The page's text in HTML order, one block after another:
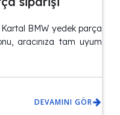
BMW yedek parça
aracınıza tam uyum
DEVAMINI GÖR